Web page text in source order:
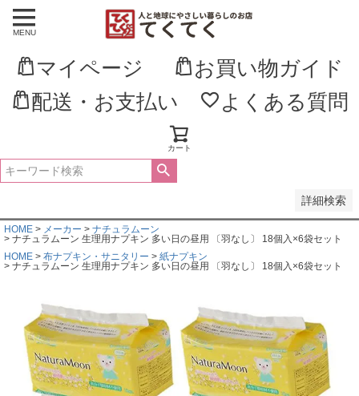
MENU
マイページ
お買い物ガイド
配送・お支払い
よくある質問
カート
詳細検索
新着順
登録順
価格が高い順
優先度順
HOME メーカー
ナチュラムーン
ナチュラムーン 生理用ナプキン 多い日の昼用 〔羽なし〕 18個入×6袋セット
HOME
布ナプキン・サニタリー
紙ナプキン
ナチュラムーン 生理用ナプキン 多い日の昼用 〔羽なし〕 18個入×6袋セット